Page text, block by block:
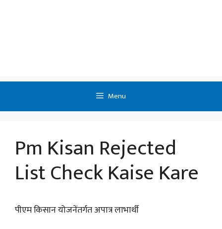
Menu
Pm Kisan Rejected
List Check Kaise Kare
पीएम किसान योजनेंतर्गत अपात्र लाभार्थी